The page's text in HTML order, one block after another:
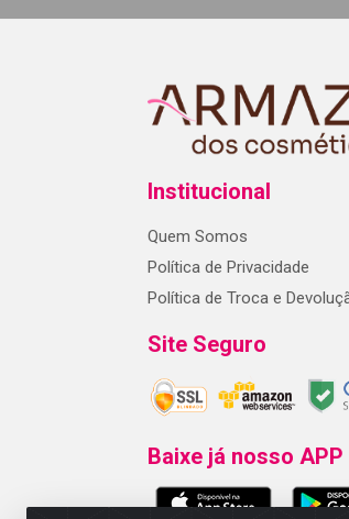
Institucional
Quem Somos
Política de Privacidade
Política de Troca e
Site Seguro
Baixe já nosso APP